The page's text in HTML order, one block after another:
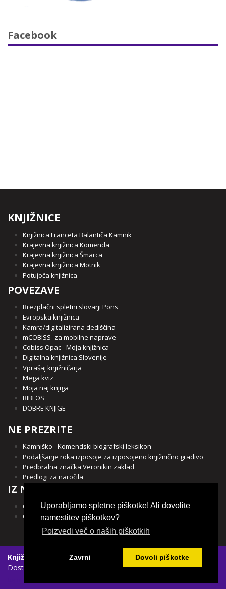
Facebook
KNJIŽNICE
Knjižnica Franceta Balantiča Kamnik
Krajevna knjižnica Komenda
Krajevna knjižnica Šmarca
Krajevna knjižnica Motnik
Potujoča knjižnica
POVEZAVE
Brezplačni spletni slovarji Pons
Evropska knjižnica
Kamra/digitalizirana dediščina
mCOBISS- za mobilne naprave
Cobiss Opac - Moja knjižnica
Digitalna knjižnica Slovenije
Vprašaj knjižničarja
Mega kviz
Moja naj knjiga
BIBLOS
DOBRE KNJIGE
NE PREZRITE
Kamniško - Komendski biografski leksikon
Podaljšanje roka izposoje za izposojeno knjižnično gradivo
Predbralna značka Veronikin zaklad
Predlogi za naročila
IZ NAŠE OBČINE
Občina Kamnik
Občina Komenda
Knjižnica Franceta Balantiča Kamnik | Spletni piškotki
Dostopnost vsebin
Uporabljamo spletne piškotke! Ali dovolite
namestitev piškotkov?
Poizvedi več o naših piškotkih
Zavrni Dovoli piškotke